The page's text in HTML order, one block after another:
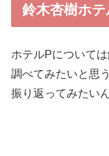
鈴木杏樹ホ
ホテルPについて
調べてみたいと思
振り返ってみたい